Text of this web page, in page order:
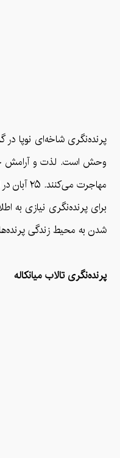
پرنده‌نگری شاخه‌ای نوپا
وحش است. لذت و آرامش
مهاجرت می‌کنند. ۲۵ آبان در ایران روز پرنده‌نگری نام‌گذاری شده است.
برای پرنده‌نگری نیازی به
شدن به محیط زندگی
پرنده‌نگری تالاب میانکاله